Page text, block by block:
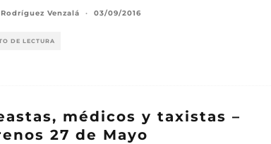
Venzalá · 03/09/2016
DE LECTURA
médicos y taxistas –
27 de Mayo